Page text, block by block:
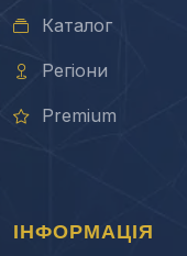
Каталог
Регіони
Premium
ІНФОРМАЦІЯ